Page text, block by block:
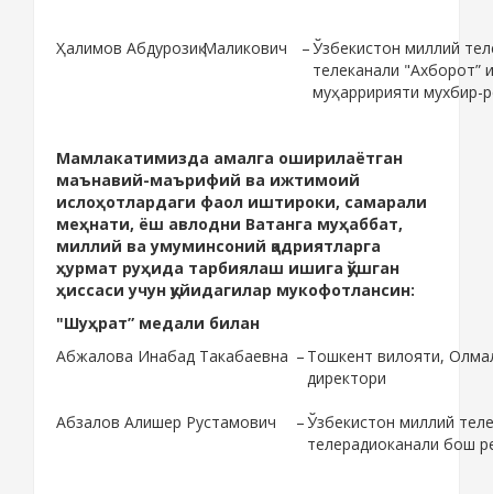
Ҳалимов Абдурозиқ Маликович –Ўзбекистон миллий
телеканали "Ахборот”
муҳарририяти мухбир-
Мамлакатимизда амалга оширилаётган
маънавий-маърифий ва ижтимоий
ислоҳотлардаги фаол иштироки, самарали
меҳнати, ёш авлодни Ватанга муҳаббат,
миллий ва умуминсоний қадриятларга
ҳурмат руҳида тарбиялаш ишига қўшган
ҳиссаси учун қуйидагилар мукофотлансин:
"Шуҳрат” медали билан
Абжалова Инабад Такабаевна – Тошкент вилояти,
директори
Абзалов Алишер Рустамович –Ўзбекистон миллий
телерадиоканали бош